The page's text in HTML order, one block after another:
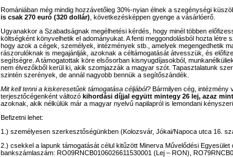
Romániában még mindig hozzávetőleg 30%-nyian élnek a szegénységi
is csak 270 euró (320 dollár) , következésképpen gyenge a vásárlóerő.
Ugyanakkor a Szabadságnak megélhetési kérdés, hogy minél többen
költségként könyvelhetik el adományukat. A fenti meggondolásból hozta
hogy azok a cégek, személyek, intézmények stb., amelyek megengedhetik
rászorulóknak is megajánlják, azoknak a céltámogatását átvesszük, és
segítségre. A támogatottak köre elsősorban kisnyugdíjasokból,
nem élvezőkből kerül ki, akik szomjazzák a magyar szót. Tapasztalatunk
szintén szerények, de annál nagyobb bennük a segítőszándék.
Mit kell tenni a kiskeresetűek támogatása céljából? Bármilyen cég, intézmény
terjesztőcégenként változó kihordási díjjal együtt mintegy 26 lej, azaz
azoknak, akik nélkülük már a magyar nyelvű napilapról is lemondani
Befizetni lehet:
1.) személyesen szerkesztőségünkben (Kolozsvár, Jókai/Napoca utca 16.
2.) csekkel a lapunk támogatását célul kitűzött Minerva Művelődési
bankszámlaszám: RO09RNCB0106026611530001 (Lej – RON),